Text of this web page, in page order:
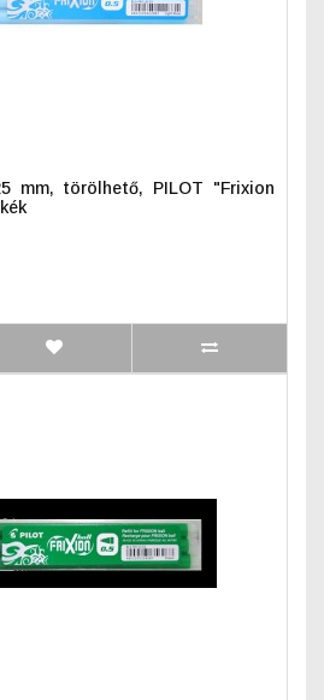
mm, törölhető, PILOT "Frixion